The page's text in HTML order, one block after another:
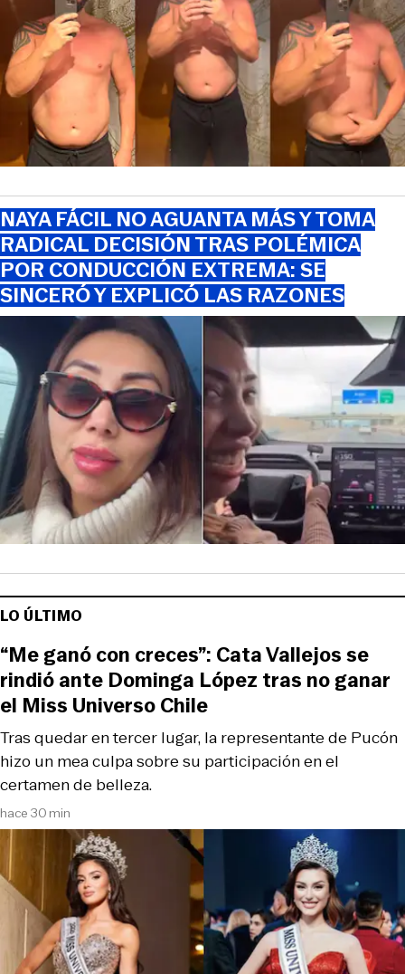
NAYA FÁCIL NO AGUANTA MÁS Y TOMA
RADICAL DECISIÓN TRAS POLÉMICA
POR CONDUCCIÓN EXTREMA: SE
SINCERÓ Y EXPLICÓ LAS RAZONES
LO ÚLTIMO
hace 30 min
Tras quedar en tercer lugar, la representante de Pucón
hizo un mea culpa sobre su participación en el
certamen de belleza.
“Me ganó con creces”: Cata Vallejos se
rindió ante Dominga López tras no ganar
el Miss Universo Chile